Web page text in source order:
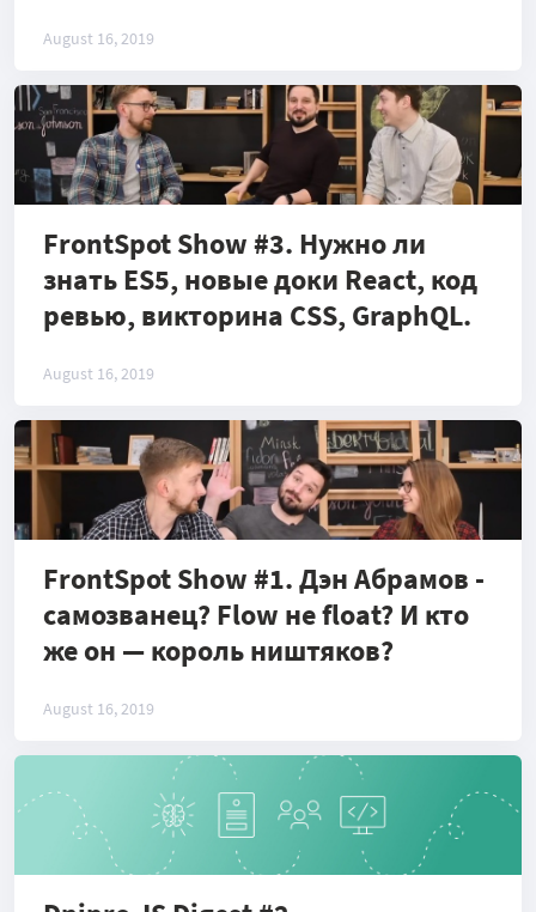
August 16, 2019
FrontSpot Show #3. Нужно ли
знать ES5, новые доки React, код
ревью, викторина СSS, GraphQL.
August 16, 2019
FrontSpot Show #1. Дэн Абрамов -
самозванец? Flow не float? И кто
же он — король ништяков?
August 16, 2019